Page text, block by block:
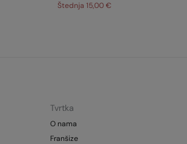
Štednja 15,00 €
Tvrtka
O nama
Franšize